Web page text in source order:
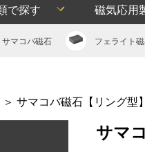
磁石
ド磁石
で探す 磁気応用
サマコバ磁石 フェライト
＞ サマコバ磁石【リング型】
サマ